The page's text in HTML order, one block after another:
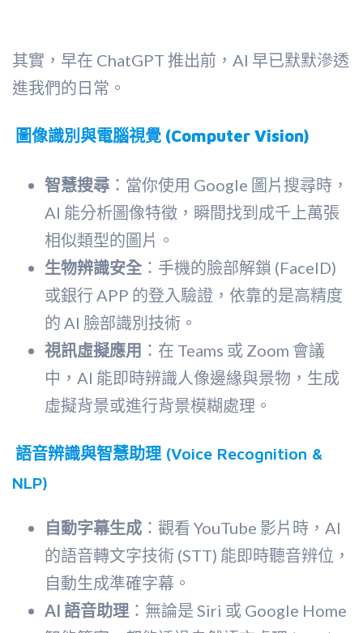
其實，早在 ChatGPT 推出前，AI 早已默默滲透
進我們的日常。
圖像識別與電腦視覺 (Computer Vision)
智慧搜尋 ：當你使用 Google 圖片搜尋時，
AI 能分析圖像特徵，瞬間找到成千上萬張
相似類型的圖片。
生物辨識安全 ：手機的臉部解鎖 (FaceID)
或銀行 APP 的登入驗證，依靠的是高精度
的 AI 臉部識別技術。
視訊虛擬應用 ：在 Teams 或 Zoom 會議
中，AI 能即時辨識人像邊緣與景物，生成
虛擬背景或進行背景模糊處理。
語音辨識與智慧助理 (Voice Recognition &
NLP)
自動字幕生成 ：觀看 YouTube 影片時，AI
的語音轉文字技術 (STT) 能即時聽音辨位，
自動生成準確字幕。
AI 語音助理 ：無論是 Siri 或 Google Home